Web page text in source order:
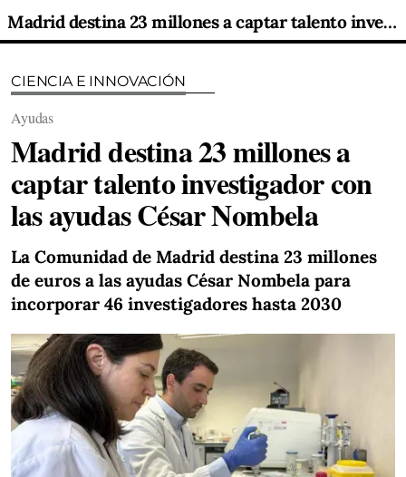
Madrid destina 23 millones a captar talento investigador con las ayudas César Nombela
CIENCIA E INNOVACIÓN
Ayudas
Madrid destina 23 millones a
captar talento investigador con
las ayudas César Nombela
La Comunidad de Madrid destina 23 millones
de euros a las ayudas César Nombela para
incorporar 46 investigadores hasta 2030